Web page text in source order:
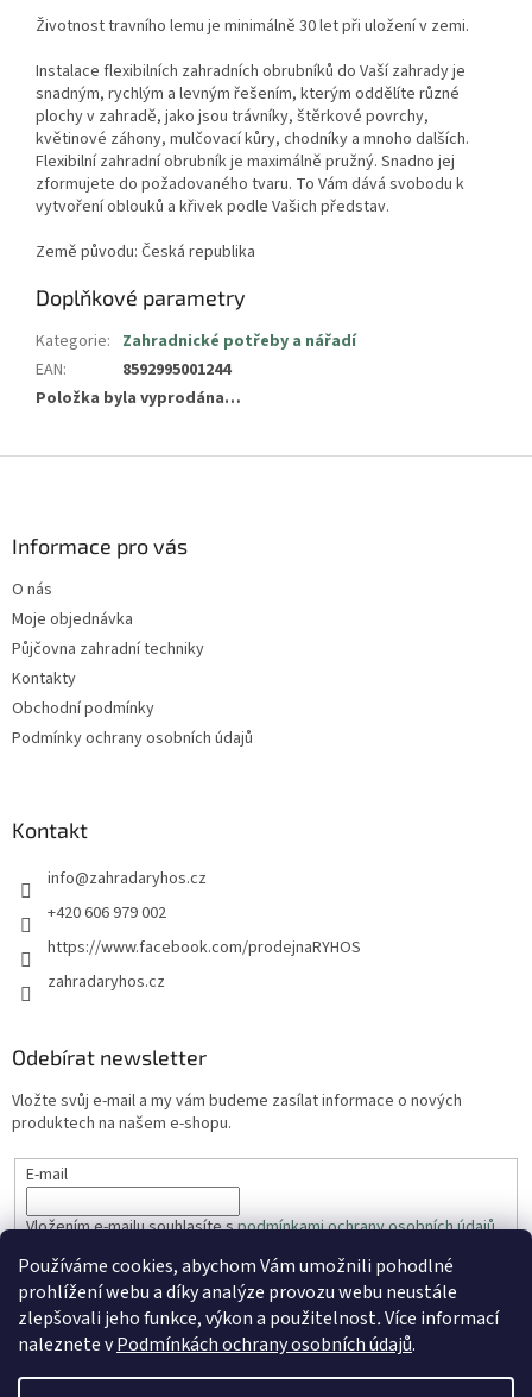
Používáme cookies, abychom Vám umožnili pohodlné
prohlížení webu a díky analýze provozu webu neustále
zlepšovali jeho funkce, výkon a použitelnost.Více informací
naleznete vPodmínkách ochrany osobních údajů.
Životnost travního lemu je minimálně 30 let při uložení v zemi.
Instalace flexibilních zahradních obrubníků do Vaší zahrady je
snadným, rychlým a levným řešením, kterým oddělíte různé
plochy v zahradě, jako jsou trávníky, štěrkové povrchy,
květinové záhony, mulčovací kůry, chodníky a mnoho dalších.
Flexibilní zahradní obrubník je maximálně pružný. Snadno jej
zformujete do požadovaného tvaru. To Vám dává svobodu k
vytvoření oblouků a křivek podle Vašich představ.
Země původu: Česká republika
Doplňkové parametry
Kategorie: Zahradnické potřeby a nářadí
EAN:
8592995001244
Položka byla vyprodána…
Informace pro vás
O nás
Moje objednávka
Půjčovna zahradní techniky
Kontakty
Obchodní podmínky
Podmínky ochrany osobních údajů
Kontakt
info@zahradaryhos.cz
+420 606 979 002
https://www.facebook.com/prodejnaRYHOS
zahradaryhos.cz
Odebírat newsletter
Vložte svůj e-mail a my vám budeme zasílat informace o nových
produktech na našem e-shopu.
E-mail
Vložením e-mailu souhlasíte spodmínkami ochrany osobních údajů
PŘIHLÁSIT SE